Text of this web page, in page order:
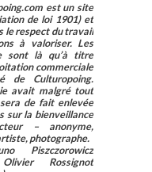
est un site
de loi 1901) et
le respect du travail
à valoriser. Les
sont là qu’à titre
commerciale
Culturopoing.
avait malgré tout
de fait enlevée
sur la bienveillance
– anonyme,
photographe.
Piszczorowicz
Rossignot